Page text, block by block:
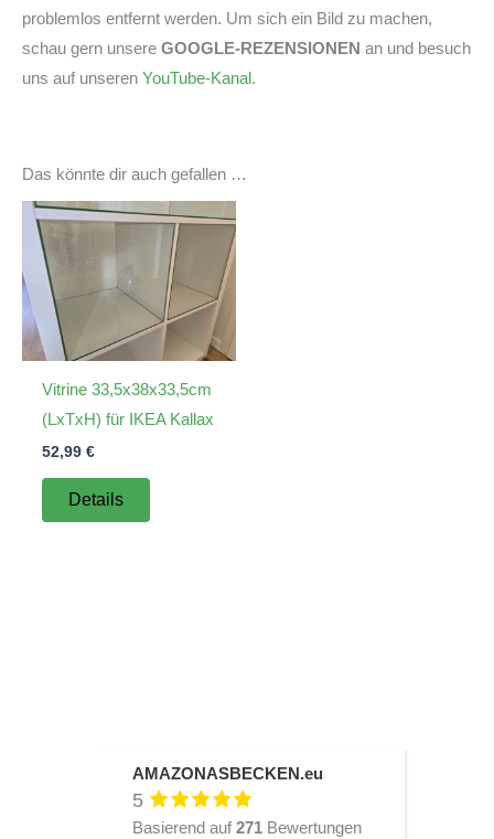
problemlos entfernt werden. Um sich ein Bild zu machen,
schau gern unsere GOOGLE-REZENSIONEN an und besuch
uns auf unseren YouTube-Kanal.
Das könnte dir auch gefallen …
Vitrine 33,5x38x33,5cm
(LxTxH) für IKEA Kallax
52,99 €
Details
AMAZONASBECKEN.eu
5
Basierend auf 271 Bewertungen